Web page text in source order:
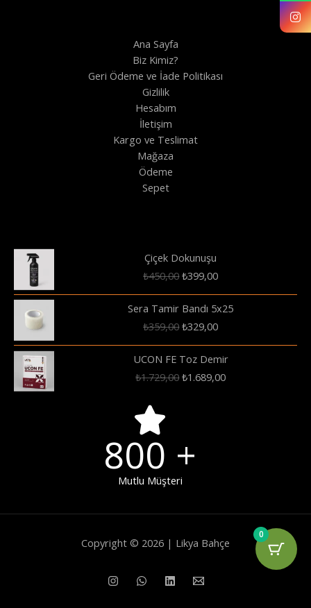
Ana Sayfa
Biz Kimiz?
Geri Ödeme ve İade Politikası
Gizlilik
Hesabım
İletişim
Kargo ve Teslimat
Mağaza
Ödeme
Sepet
Çiçek Dokunuşu
₺450,00Orijinal
₺450,00.
₺399,00Şu
fiyat:
Sera Tamir Bandı 5x25
₺359,00Orijinal
₺359,00.
₺329,00Şu
fiyat:
UCON FE Toz Demir
₺1.729,00Orijinal
₺1.689,00Şu
800 +
Mutlu Müşteri
Copyright © 2026 | Likya Bahçe
0